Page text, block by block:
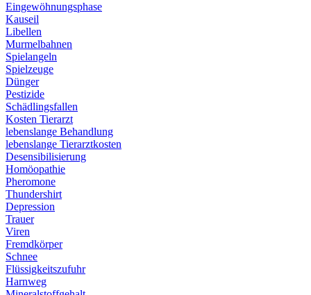
Eingewöhnungsphase
Kauseil
Libellen
Murmelbahnen
Spielangeln
Spielzeuge
Dünger
Pestizide
Schädlingsfallen
Kosten Tierarzt
lebenslange Behandlung
lebenslange Tierarztkosten
Desensibilisierung
Homöopathie
Pheromone
Thundershirt
Depression
Trauer
Viren
Fremdkörper
Schnee
Flüssigkeitszufuhr
Harnweg